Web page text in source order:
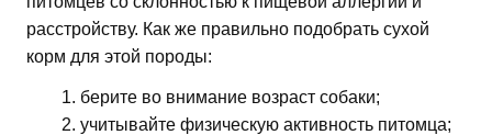
расстройству. Как же правильно подобрать сухой
корм для этой породы:
берите во внимание возраст собаки;
учитывайте физическую активность питомца;